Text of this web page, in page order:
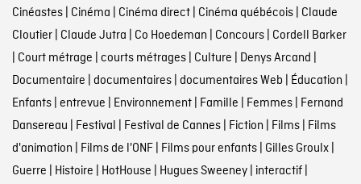
Cinéastes| Cinéma | Cinéma direct| Cinéma québécois| Claude
Cloutier| Claude Jutra | Co Hoedeman | Concours| Cordell Barker
| Court métrage | courts métrages| Culture | Denys Arcand |
Documentaire | documentaires| documentaires Web | Éducation |
Enfants| entrevue | Environnement| Famille | Femmes| Fernand
Dansereau | Festival | Festival de Cannes| Fiction | Films| Films
d'animation | Films de l'ONF| Films pour enfants| Gilles Groulx|
Guerre | Histoire | HotHouse | Hugues Sweeney| interactif|